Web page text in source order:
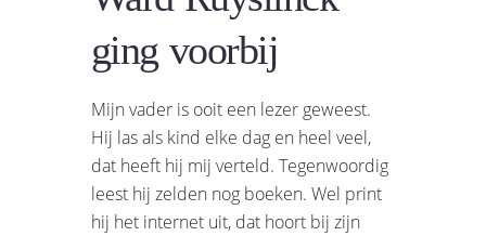
ging voorbij
Mijn vader is ooit een lezer geweest.
Hij las als kind elke dag en heel veel,
dat heeft hij mij verteld. Tegenwoordig
leest hij zelden nog boeken. Wel print
hij het internet uit, dat hoort bij zijn